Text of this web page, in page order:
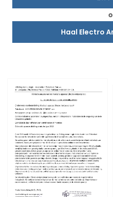
Haal Electro